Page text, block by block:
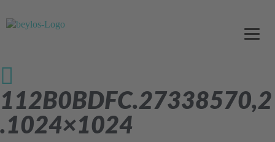
112B0BDFC.27338570,2
.1024×1024